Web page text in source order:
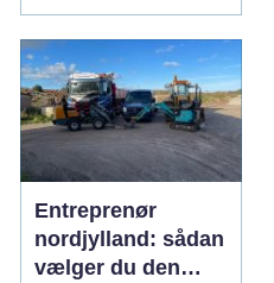
Entreprenør
nordjylland: sådan
vælger du den